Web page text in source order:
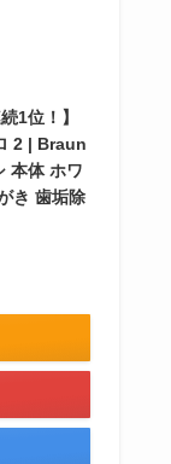
1位！】
2 | Braun
本体 ホワ
き 歯垢除